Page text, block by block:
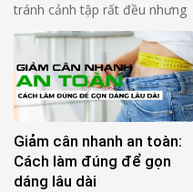
tránh cảnh tập rất đều nhưng
cơ lên chậm. Lý do thường
không nằm ở “thiếu bài lạ”, mà
nằm ở 3 thứ rất cơ bản: Bạn
ăn thiếu protein so với cơ thể
của bạn Bạn dồn protein vào
1–2 bữa nên …
Giảm cân nhanh an toàn:
Cách làm đúng để gọn
dáng lâu dài